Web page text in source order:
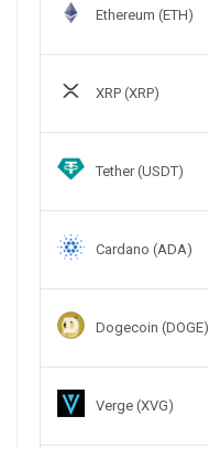
Ethereum (ETH)
XRP (XRP)
Tether (USDT)
Cardano (ADA)
Dogecoin (DOGE)
Verge (XVG)